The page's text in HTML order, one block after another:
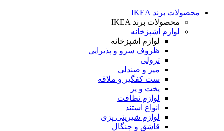
محصولات برند IKEA
محصولات برند IKEA
لوازم اشپزخانه
لوازم اشپزخانه
ظروف سرو و پذیرایی
ترولی
میز و صندلی
ست کفگیر و ملاقه
پخت و پز
لوازم نظافت
انواع استند
لوازم شیرینی پزی
قاشق و چنگال